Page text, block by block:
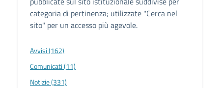
categoria di pertinenza; utilizzate "Cerca nel
sito" per un accesso più agevole.
Avvisi (162)
Comunicati (11)
Notizie (331)